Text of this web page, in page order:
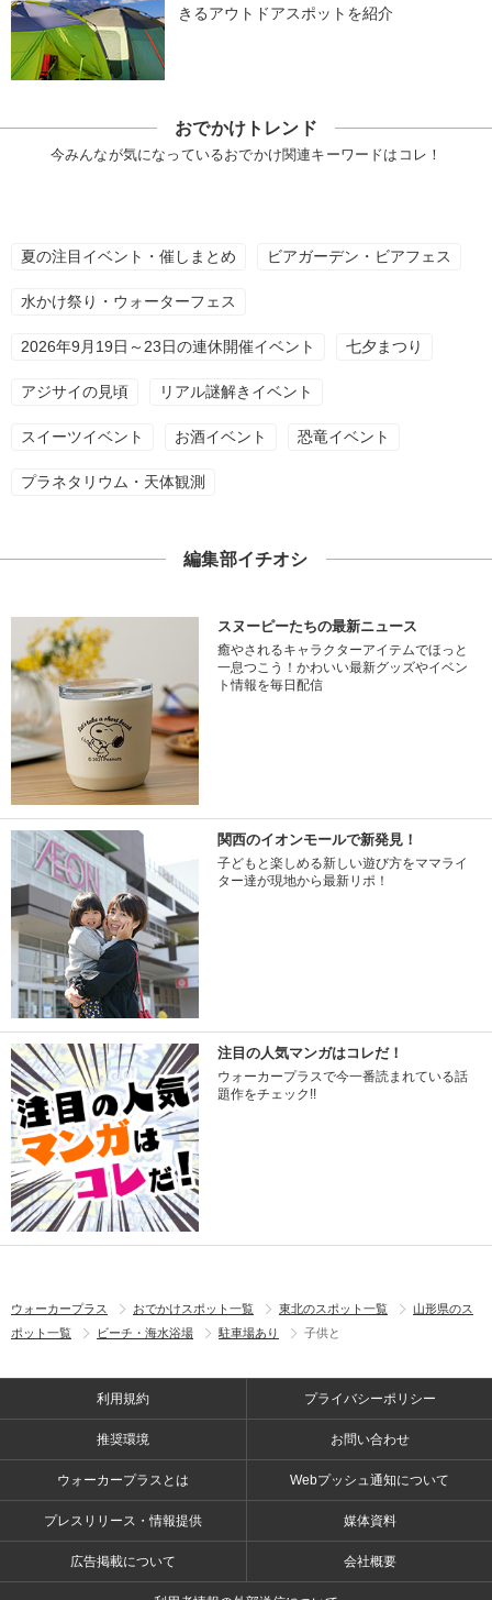
きるアウトドアスポットを紹介
おでかけトレンド
今みんなが気になっているおでかけ関連キーワードはコレ！
夏の注目イベント・催しまとめ ビアガーデン・ビアフェス
水かけ祭り・ウォーターフェス
2026年9月19日～23日の連休開催イベント 七夕まつり
アジサイの見頃 リアル謎解きイベント
スイーツイベント お酒イベント 恐竜イベント
プラネタリウム・天体観測
編集部イチオシ
スヌーピーたちの最新ニュース
癒やされるキャラクターアイテムでほっと
一息つこう！かわいい最新グッズやイベン
ト情報を毎日配信
関西のイオンモールで新発見！
子どもと楽しめる新しい遊び方をママライ
ター達が現地から最新リポ！
注目の人気マンガはコレだ！
ウォーカープラスで今一番読まれている話
題作をチェック!!
ウォーカープラス おでかけスポット一覧 東北のスポット一覧
山形県のス
ポット一覧
ビーチ・海水浴場 駐車場あり 子供と
利用規約 プライバシーポリシー
推奨環境 お問い合わせ
ウォーカープラスとは Webプッシュ通知について
プレスリリース・情報提供 媒体資料
広告掲載について 会社概要